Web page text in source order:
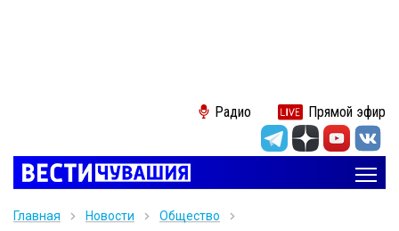
Радио Прямой эфир
Главная Новости
Общество